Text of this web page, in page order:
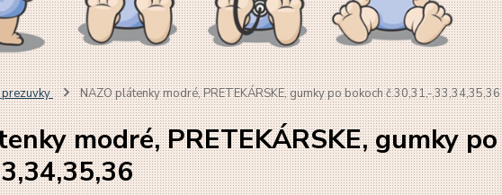
prezuvky NAZO plátenky modré, PRETEKÁRSKE, gumky po bokoch č.30,31,-,33,34,35,36
modré, PRETEKÁRSKE, gumky